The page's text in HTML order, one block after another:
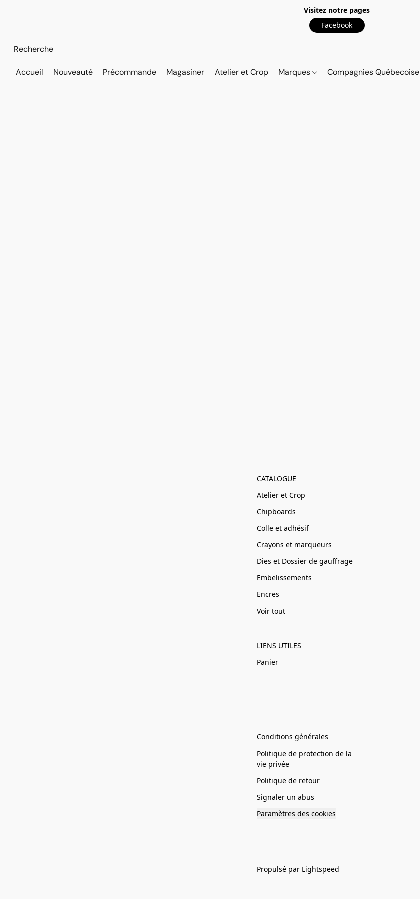
Visitez notre pages
Facebook
Accueil Nouveauté Précommande Magasiner Atelier et Crop Marques Compagnies Québecoise
CATALOGUE
Atelier et Crop
Chipboards
Colle et adhésif
Crayons et marqueurs
Dies et Dossier de gauffrage
Embelissements
Encres
Voir tout
LIENS UTILES
Panier
Conditions générales
Politique de protection de la
vie privée
Politique de retour
Signaler un abus
Paramètres des cookies
Propulsé par Lightspeed